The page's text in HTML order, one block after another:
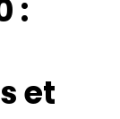
:
et